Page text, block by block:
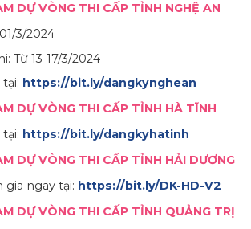
DỰ VÒNG THI CẤP TỈNH NGHỆ AN
3/2024
Từ 13-17/3/2024
https://bit.ly/dangkynghean
DỰ VÒNG THI CẤP TỈNH HÀ TĨNH
https://bit.ly/dangkyhatinh
DỰ VÒNG THI CẤP TỈNH HẢI DƯƠNG
ngay tại: https://bit.ly/DK-HD-V2
DỰ VÒNG THI CẤP TỈNH QUẢNG TRỊ